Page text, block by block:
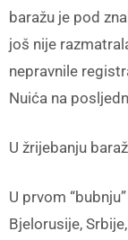
baražu je pod
još nije
nepravnile
Nuića na
U žrijebanju
U prvom
Bjelorusije,